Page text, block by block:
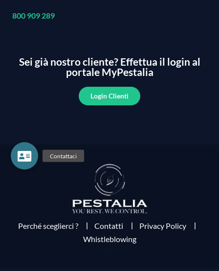
800 909 289
Sei già nostro cliente?Effettua il login al
portale MyPestalia
Login Clienti
Perché sceglierci ? Contatti
Privacy Policy
Whistleblowing